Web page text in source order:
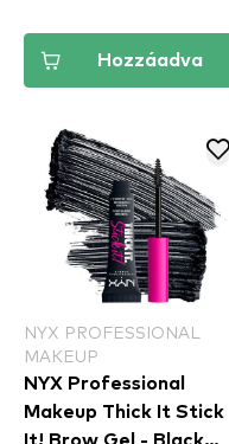
Hozzáadva
NYX PROFESSIONAL
MAKEUP
NYX Professional
Makeup Thick It Stick